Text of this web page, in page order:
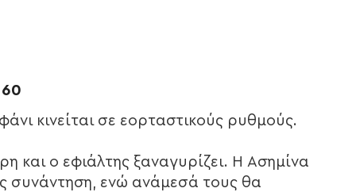
κινείται σε εορταστικούς ρυθμούς.
και ο εφιάλτης ξαναγυρίζει. Η Ασημίνα
συνάντηση, ενώ ανάμεσά τους θα